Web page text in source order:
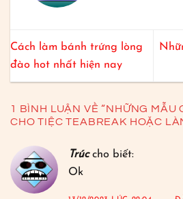
Cách làm bánh trứng lòng
đào hot nhất hiện nay
1 BÌNH LUẬN VỀ “NHỮNG MẪU
CHO TIỆC TEABREAK HOẶC
Trúc cho biết:
Ok